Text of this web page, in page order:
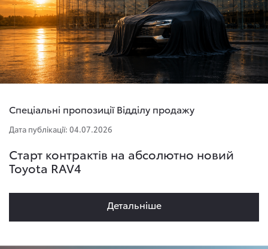
Спеціальні пропозиції Відділу продажу
Дата публікації: 04.07.2026
Старт контрактів на абсолютно новий
Toyota RAV4
Детальнiше